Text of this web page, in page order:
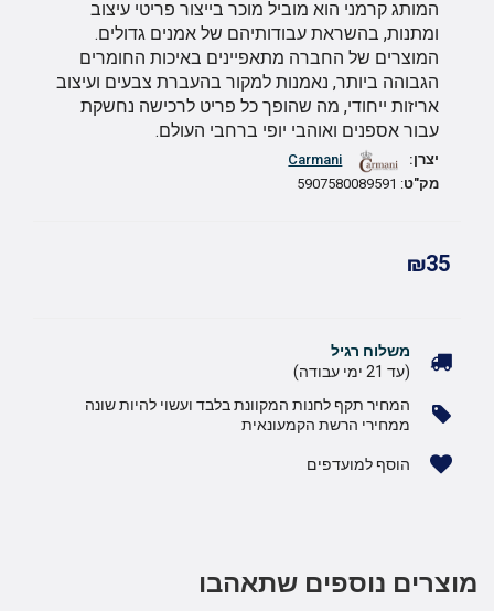
המותג קרמני הוא מוביל מוכר בייצור פריטי עיצוב
ומתנות, בהשראת עבודותיהם של אמנים גדולים.
המוצרים של החברה מתאפיינים באיכות החומרים
הגבוהה ביותר, נאמנות למקור בהעברת צבעים ועיצוב
אריזות ייחודי, מה שהופך כל פריט לרכישה נחשקת
עבור אספנים ואוהבי יופי ברחבי העולם.
יצרן:
Carmani
מק"ט: 5907580089591
₪35
משלוח רגיל
(עד 21 ימי עבודה)
המחיר תקף לחנות המקוונת בלבד ועשוי להיות שונה
ממחירי הרשת הקמעונאית
הוסף למועדפים
מוצרים נוספים שתאהבו